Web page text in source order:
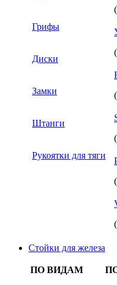
Грифы
Диски
Замки
Штанги
Рукоятки для тяги
Стойки для железа
ПО ВИДАМ